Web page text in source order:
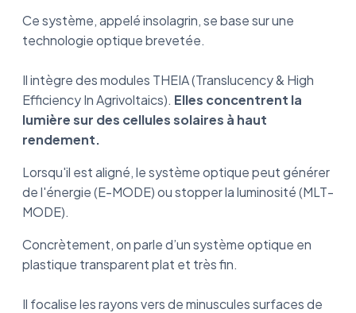
Ce système, appelé insolagrin, se base sur une
technologie optique brevetée.
Il intègre des modules THEIA (Translucency & High
Efficiency In Agrivoltaics). Elles concentrent la
lumière sur des cellules solaires à haut
rendement.
Lorsqu'il est aligné, le système optique peut générer
de l'énergie (E-MODE) ou stopper la luminosité (MLT-
MODE).
Concrètement, on parle d’un système optique en
plastique transparent plat et très fin.
Il focalise les rayons vers de minuscules surfaces de